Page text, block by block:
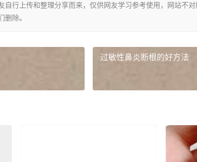
自行上传和整理分享而来，仅供网友学习参考使用，网站不
除。
过敏性鼻炎断根的好方法